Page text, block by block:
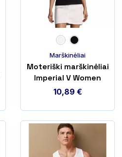
Marškinėliai
Moteriški marškinėliai
Imperial V Women
10,89 €